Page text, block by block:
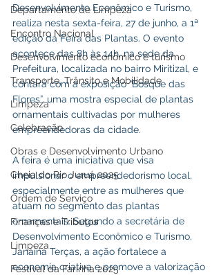
Departamento de Limpeza
Encontro Nacional
Desenvolvimento econômico e turismo
Transporte, Trânsito e Mobilidade
Limpeza
Celebração
Obras e Desenvolvimento Urbano
Cheia do Rio Juruá 2025
Ordem de Serviço
Finanças e Tributos
Limpeza
Festival da Farinha 2025
Desenvolvimento Econômico e Turismo,
realiza nesta sexta-feira, 27 de junho, a 1ª
edição da Feira das Plantas. O evento
acontece das 8h às 14h, na sede da
Prefeitura, localizada no bairro Miritizal, e
contará com a exposição “Bosque das
Flores”, uma mostra especial de plantas
ornamentais cultivadas por mulheres
empreendedoras da cidade.
A feira é uma iniciativa que visa
impulsionar o empreendedorismo local,
especialmente entre as mulheres que
atuam no segmento das plantas
ornamentais. Segundo a secretária de
Desenvolvimento Econômico e Turismo,
Janaína Terças, a ação fortalece a
economia criativa e promove a valorização